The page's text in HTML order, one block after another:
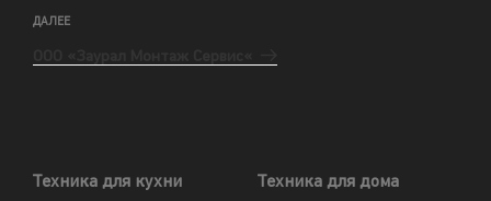
ДАЛЕЕ
Техника для кухни Техника для дома